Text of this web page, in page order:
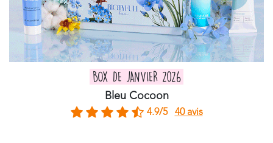
BOX DE JANVIER 2026
Bleu Cocoon
4.9/5 40 avis